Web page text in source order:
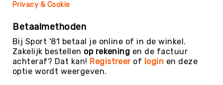
Trendsporten
/
Gymnastiek
Vechtsport
&
Zelfverdediging
Privacy & Cookie
Betaalmethoden
Bij Sport '81 betaal je online of in de winkel.
Zakelijk bestellen op rekening en de factuur
achteraf? Dat kan! Registreerof login en deze
optie wordt weergeven.